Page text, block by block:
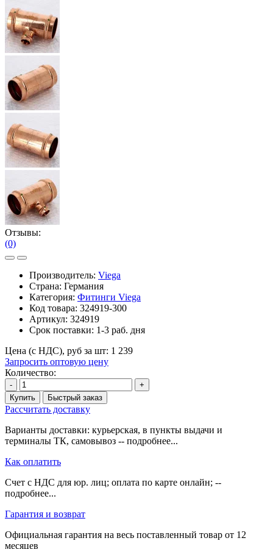
Отзывы:
(0)
Производитель: Viega
Страна: Германия
Категория: Фитинги Viega
Код товара: 324919-300
Артикул: 324919
Срок поставки: 1-3 раб. дня
Цена (с НДС), руб за шт: 1 239
Запросить оптовую цену
Количество:
-
+
Купить
Быстрый заказ
Рассчитать доставку
Варианты доставки: курьерская, в пункты выдачи и
терминалы ТК, самовывоз -- подробнее...
Как оплатить
Счет с НДС для юр. лиц; оплата по карте онлайн; --
подробнее...
Гарантия и возврат
Официальная гарантия на весь поставленный товар от 12
месяцев